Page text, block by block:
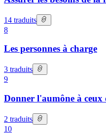
14 traduits
8
Les personnes à charge
3 traduits
9
Donner l'aumône à
2 traduits
10